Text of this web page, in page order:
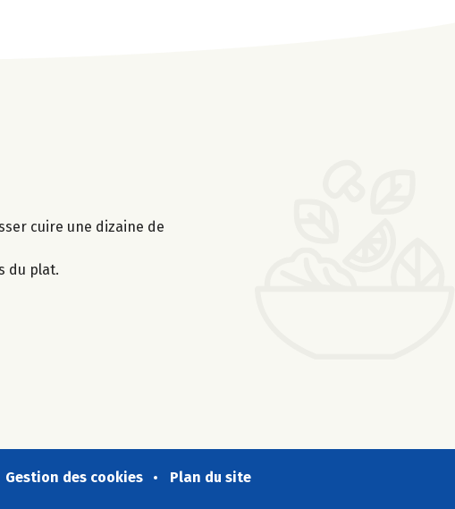
cuire une dizaine de
du plat.
Gestion des cookies Plan du site